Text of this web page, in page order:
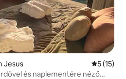
Jesus Átlagos
5 (15)
és naplementére néző